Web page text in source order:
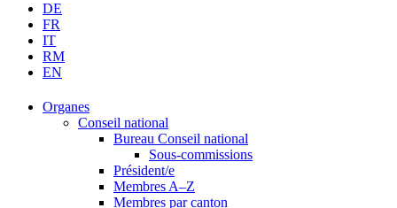
DE
FR
IT
RM
EN
Organes
Conseil national
Bureau Conseil national
Sous-commissions
Président/e
Membres A–Z
Membres par canton